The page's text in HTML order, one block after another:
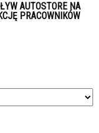
AUTOSTORE NA
PRACOWNIKÓW